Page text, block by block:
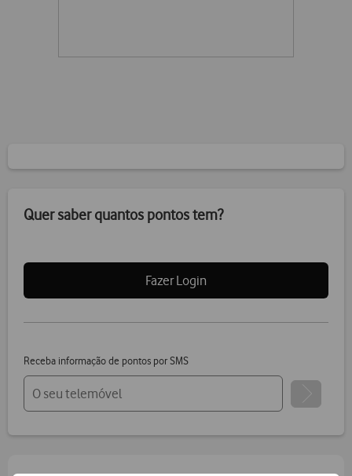
Quer saber quantos pontos tem?
Fazer Login
Receba informação de pontos por SMS